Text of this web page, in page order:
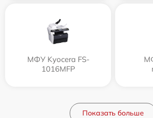
МФУ Kyocera FS-
1016MFP
Показать больше